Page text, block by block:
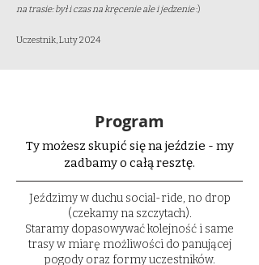
na trasie: był i czas na kręcenie ale i jedzenie:)
Uczestnik, Luty 2024
Program
Ty możesz skupić się na jeździe - my
zadbamy o całą resztę.
Jeździmy w duchu social-ride, no drop
(czekamy na szczytach).
Staramy dopasowywać kolejność i same
trasy w miarę możliwości do panującej
pogody oraz formy uczestników.